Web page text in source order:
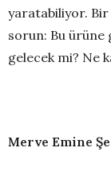
yaratabiliyor. Bir
sorun: Bu ürüne
gelecek mi? Ne
Merve Emine